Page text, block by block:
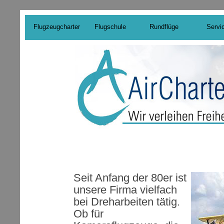
Flugzeugcharter Flugschule Rundflüge
Seit Anfang der 80er ist
unsere Firma vielfach
bei Dreharbeiten tätig.
Ob für